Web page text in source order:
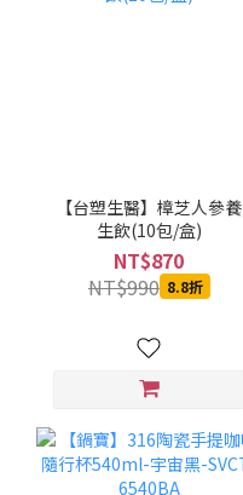
【台塑生醫】樟芝人參養
生飲(10包/盒)
NT$870
NT$990 8.8折